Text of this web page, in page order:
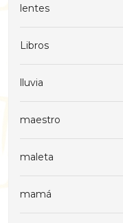
lentes
Libros
lluvia
maestro
maleta
mamá